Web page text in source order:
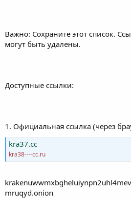
Важно: Сохраните этот список.
могут быть удалены.
Доступные ссылки:
1. Официальная ссылка (через
kra37.cc
kra38----cc.ru
mruqyd.onion